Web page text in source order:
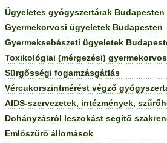
Ügyeletes gyógyszertárak Budapesten
Gyermekorvosi ügyeletek Budapesten
Gyermeksebészeti ügyeletek
Toxikológiai (mérgezési)
Sürgősségi fogamzásgátlás
Vércukorszintmérést végző
AIDS-szervezetek, intézmények,
Dohányzásról leszokást segítő
Emlőszűrő állomások